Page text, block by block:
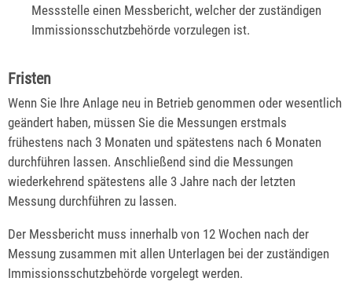
Messstelle einen Messbericht, welcher der zuständigen
Immissionsschutzbehörde vorzulegen ist.
Fristen
Wenn Sie Ihre Anlage neu in Betrieb genommen oder wesentlich
geändert haben, müssen Sie die Messungen erstmals
frühestens nach 3 Monaten und spätestens nach 6 Monaten
durchführen lassen. Anschließend sind die Messungen
wiederkehrend spätestens alle 3 Jahre nach der letzten
Messung durchführen zu lassen.
Der Messbericht muss innerhalb von 12 Wochen nach der
Messung zusammen mit allen Unterlagen bei der zuständigen
Immissionsschutzbehörde vorgelegt werden.